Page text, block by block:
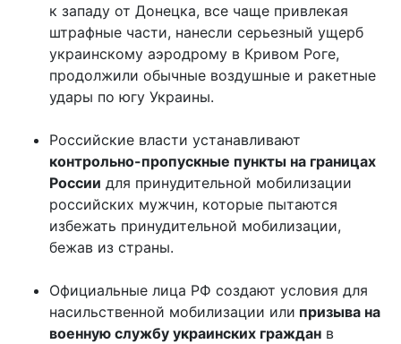
к западу от Донецка, все чаще привлекая
штрафные части, нанесли серьезный ущерб
украинскому аэродрому в Кривом Роге,
продолжили обычные воздушные и ракетные
удары по югу Украины.
Российские власти устанавливают
контрольно-пропускные пункты на границах
России для принудительной мобилизации
российских мужчин, которые пытаются
избежать принудительной мобилизации,
бежав из страны.
Официальные лица РФ создают условия для
насильственной мобилизации или призыва на
военную службу украинских граждан в